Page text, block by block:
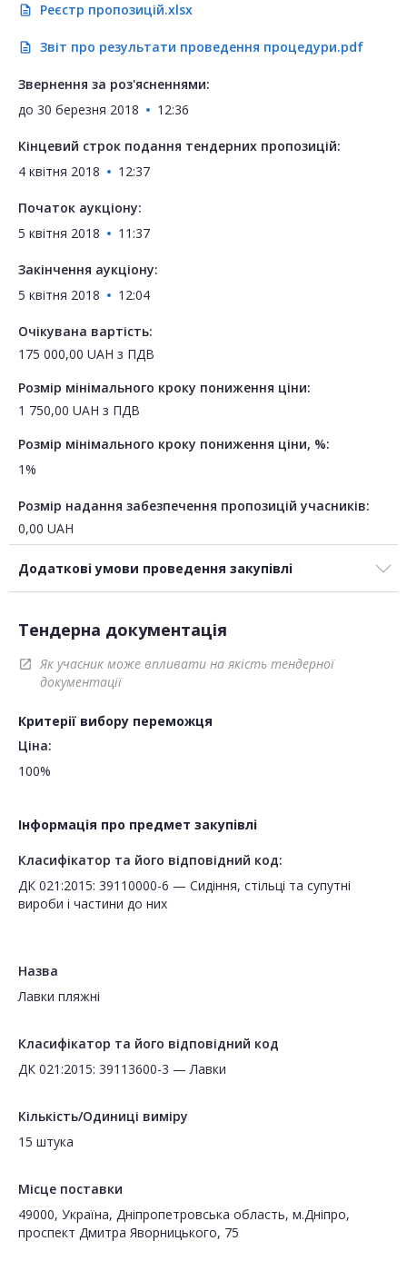
description Реєстр пропозицій.xlsx
description Звіт про результати проведення процедури.pdf
Звернення за роз'ясненнями:
до 30 березня 2018 12:36
Кінцевий строк подання тендерних пропозицій:
4 квітня 2018
12:37
Початок аукціону:
5 квітня 2018
11:37
Закінчення аукціону:
5 квітня 2018
12:04
Очікувана вартість:
175 000,00 UAH з ПДВ
Розмір мінімального кроку пониження ціни:
1 750,00 UAH з ПДВ
Розмір мінімального кроку пониження ціни, %:
1%
Розмір надання забезпечення пропозицій учасників:
0,00 UAH
Додаткові умови проведення закупівлі
Тендерна документація
open_in_new
Як учасник може впливати на якість тендерної
документації
Критерії вибору переможця
Ціна:
100%
Інформація про предмет закупівлі
Класифікатор та його відповідний код:
ДК 021:2015: 39110000-6 — Сидіння, стільці та супутні
вироби і частини до них
Назва
Лавки пляжні
Класифікатор та його відповідний код
ДК 021:2015: 39113600-3 — Лавки
Кількість/Одиниці виміру
15 штука
Місце поставки
49000, Україна, Дніпропетровська область, м.Дніпро,
проспект Дмитра Яворницького, 75